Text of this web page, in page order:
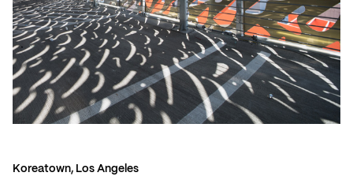
Koreatown, Los Angeles